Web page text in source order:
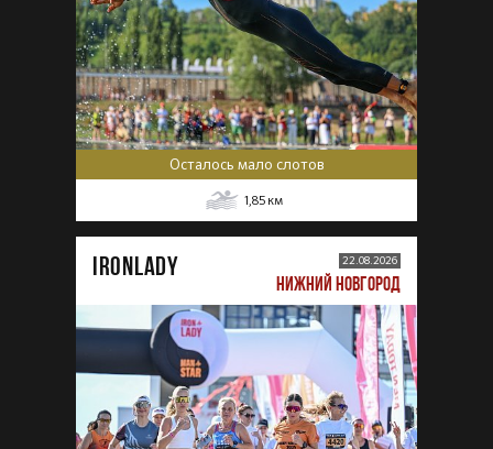
Осталось мало слотов
1,85 км
IRONLADY 22.08.2026
НИЖНИЙ НОВГОРОД